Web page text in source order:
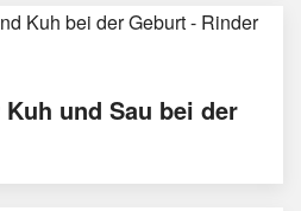
und Sau bei der